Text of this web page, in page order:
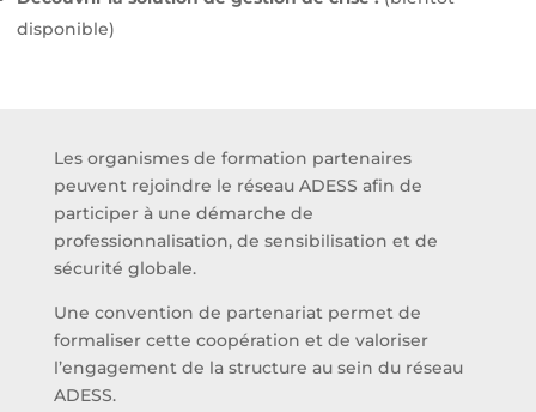
disponible)
Les organismes de formation partenaires
peuvent rejoindre le réseau ADESS afin de
participer à une démarche de
professionnalisation, de sensibilisation et de
sécurité globale.
Une convention de partenariat permet de
formaliser cette coopération et de valoriser
l’engagement de la structure au sein du réseau
ADESS.